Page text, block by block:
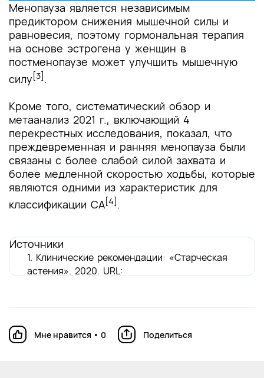
Менопауза является независимым
предиктором снижения мышечной силы и
равновесия, поэтому гормональная терапия
на основе эстрогена у женщин в
постменопаузе может улучшить мышечную
силу[3].
Кроме того, систематический обзор и
метаанализ 2021 г., включающий 4
перекрестных исследования, показал, что
преждевременная и ранняя менопауза были
связаны с более слабой силой захвата и
более медленной скоростью ходьбы, которые
являются одними из характеристик для
классификации СА[4].
Источники
1. Клинические рекомендации: «Старческая
астения». 2020. URL:
ICFSR International Clinical Practice
Guidelines for Identification and
Мне нравится • 0 Поделиться